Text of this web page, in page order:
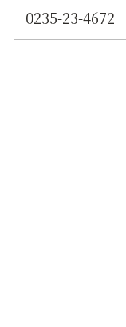
0235-23-4672